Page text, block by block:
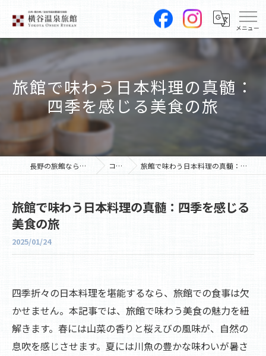
旅館で味わう日本料理の真髄：
四季を感じる美食の旅
長野の旅館なら横谷温泉旅館 コラム 旅館で味わう日本料理の真髄：四季を感じる美食の旅
旅館で味わう日本料理の真髄：四季を感じる
美食の旅
2025/01/24
四季折々の日本料理を堪能するなら、旅館での食事は欠
かせません。本記事では、旅館で味わう美食の魅力を紐
解きます。春には山菜の香りと桜えびの風味が、自然の
息吹を感じさせます。夏には川魚の豊かな味わいが暑さ